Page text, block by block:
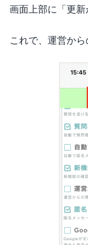
画面上部に「更新
これで、運営から